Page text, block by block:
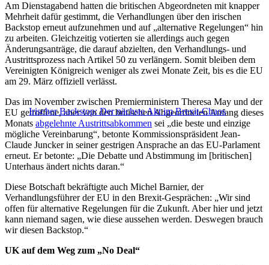
Am Dienstagabend hatten die britischen Abgeordneten mit knapper
Mehrheit dafür gestimmt, die Verhandlungen über den irischen
Backstop erneut aufzunehmen und auf „alternative Regelungen“ hin
zu arbeiten. Gleichzeitig votierten sie allerdings auch gegen
Änderungsanträge, die darauf abzielten, den Verhandlungs- und
Austrittsprozess nach Artikel 50 zu verlängern. Somit bleiben dem
Vereinigten Königreich weniger als zwei Monate Zeit, bis es die EU
am 29. März offiziell verlässt.
Irischer Backstop: Der nächste Akt im Brexit-Chaos
Das im November zwischen Premierministern Theresa May und der
EU getroffene, aber von den britischen Abgeordneten Anfang dieses
Monats abgelehnte Austrittsabkommen sei „die beste und einzige
mögliche Vereinbarung“, betonte Kommissionspräsident Jean-
Claude Juncker in seiner gestrigen Ansprache an das EU-Parlament
erneut. Er betonte: „Die Debatte und Abstimmung im [britischen]
Unterhaus ändert nichts daran.“
Diese Botschaft bekräftigte auch Michel Barnier, der
Verhandlungsführer der EU in den Brexit-Gesprächen: „Wir sind
offen für alternative Regelungen für die Zukunft. Aber hier und jetzt
kann niemand sagen, wie diese aussehen werden. Deswegen brauch
wir diesen Backstop.“
UK auf dem Weg zum „No Deal“